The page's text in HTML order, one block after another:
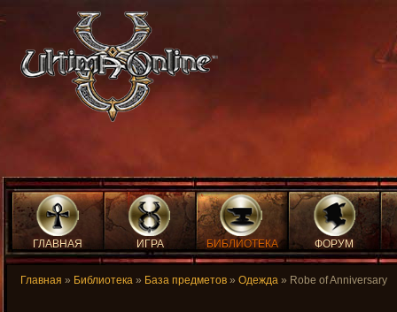
ГЛАВНАЯ ИГРА БИБЛИОТЕКА ФОРУМ
Главная » Библиотека » База предметов » Одежда » Robe of Anniversary